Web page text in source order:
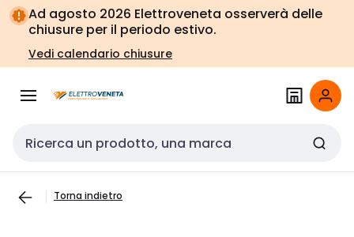
Vai alla
navigazione
Vai
alla
pagina
Ad agosto 2026 Elettroveneta osserverà delle
chiusure per il periodo estivo.
Vedi calendario chiusure
Cerca input
Torna indietro